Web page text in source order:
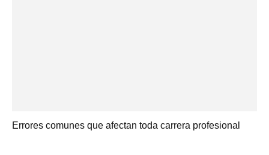
Errores comunes que afectan toda carrera profesional